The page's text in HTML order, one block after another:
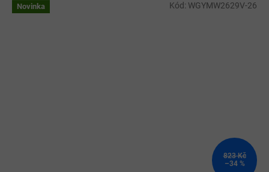
Novinka
823 Kč
–34 %
Kód: WGYMW2629V-26